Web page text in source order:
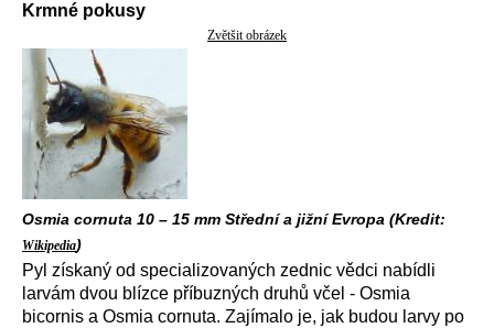
Krmné pokusy
Zvětšit obrázek
Osmia cornuta 10 – 15 mm Střední a jižní Evropa (Kredit:
Wikipedia)
Pyl získaný od specializovaných zednic vědci nabídli
larvám dvou blízce příbuzných druhů včel - Osmia
bicornis a Osmia cornuta. Zajímalo je, jak budou larvy po